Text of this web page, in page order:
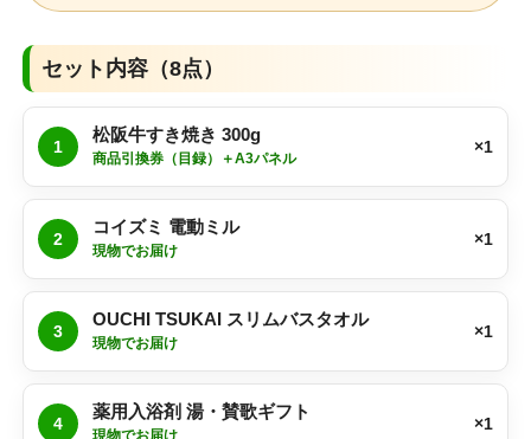
セット内容（8点）
1
松阪牛すき焼き 300g
商品引換券（目録）＋A3パネル
×1
2
コイズミ 電動ミル
現物でお届け
×1
3
OUCHI TSUKAI スリムバスタオル
現物でお届け
×1
4
薬用入浴剤 湯・賛歌ギフト
現物でお届け
×1